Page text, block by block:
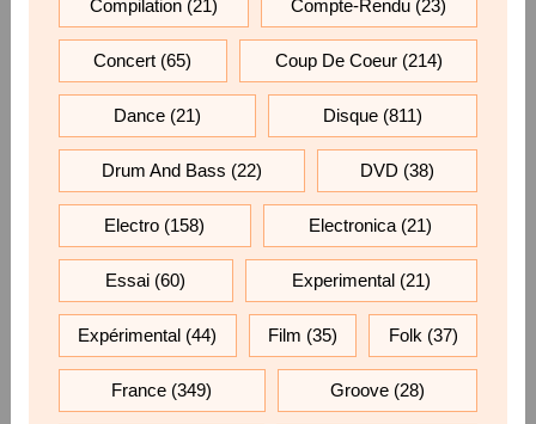
Compilation(21) Compte-Rendu (23)
Concert (65) Coup De Coeur(214)
Dance(21) Disque (811)
Drum And Bass (22) DVD (38)
Electro (158) Electronica(21)
Essai (60) Experimental(21)
Expérimental (44) Film (35) Folk (37)
France (349) Groove(28)